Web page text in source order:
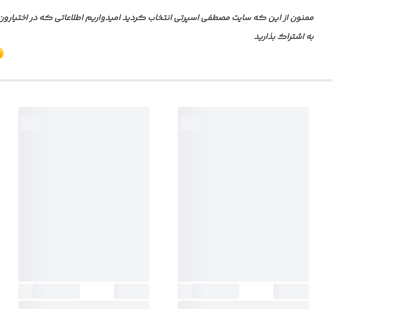
ممنون از این که سایت مصطفی اسپرتی انتخاب کردید امیدواریم اطلاعاتی که در
به اشتراک بذارید